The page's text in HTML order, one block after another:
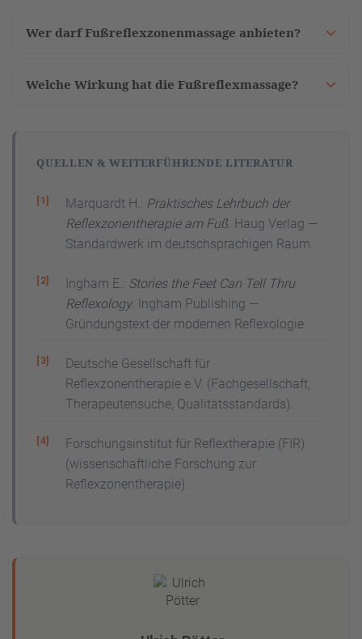
Wer darf Fußreflexzonenmassage anbieten?
Welche Wirkung hat die Fußreflexmassage?
QUELLEN & WEITERFÜHRENDE LITERATUR
Marquardt H.: Praktisches Lehrbuch der
Reflexzonentherapie am Fuß. Haug Verlag —
Standardwerk im deutschsprachigen Raum.
Ingham E.: Stories the Feet Can Tell Thru
Reflexology. Ingham Publishing —
Gründungstext der modernen Reflexologie.
Deutsche Gesellschaft für
Reflexzonentherapie e.V. (Fachgesellschaft,
Therapeutensuche, Qualitätsstandards).
Forschungsinstitut für Reflextherapie (FIR)
(wissenschaftliche Forschung zur
Reflexzonentherapie).